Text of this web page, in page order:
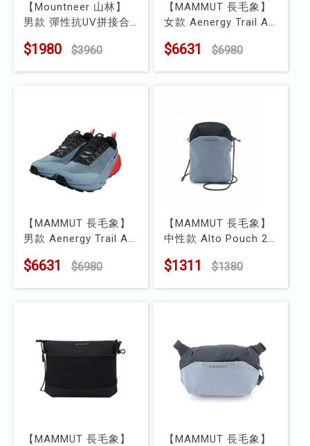
⭐長毛象-過季出清75折⭐
【Mountneer 山林】
男款 彈性抗UV拼接合
型號 : 41S35
$1980 $3960
【MAMMUT 長毛象】
女款 Aenergy Trail All
地形低筒防水越野跑鞋
$6631 $6980
【MAMMUT 長毛象】
男款 Aenergy Trail All
地形低筒防水越野跑鞋
$6631 $6980
【MAMMUT 長毛象】
中性款 Alto Pouch 2L
型號 : 2810-01560
$1311 $1380
【MAMMUT 長毛象】
【MAMMUT 長毛象】